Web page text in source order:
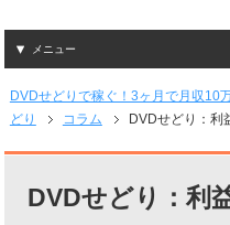
メニュー
DVDせどりで稼ぐ！3ヶ月で月収10
どり
コラム DVDせどり：利
DVDせどり：利